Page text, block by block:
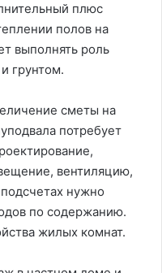
плюс
полов на
выполнять роль
грунтом.
сметы на
потребует
вентиляцию,
нужно
по содержанию.
жилых комнат.